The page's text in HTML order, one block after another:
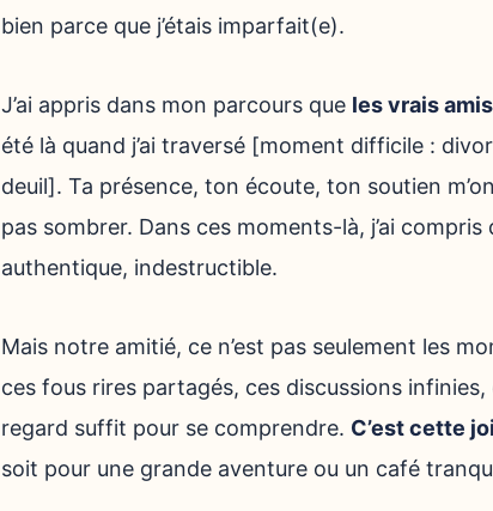
bien parce que j’étais imparfait(e).
J’ai appris dans mon parcours que les vrais
été là quand j’ai traversé [moment difficile :
deuil]. Ta présence, ton écoute, ton soutien
pas sombrer. Dans ces moments-là, j’ai
authentique, indestructible.
Mais notre amitié, ce n’est pas seulement les
ces fous rires partagés, ces discussions
regard suffit pour se comprendre. C’est cette
soit pour une grande aventure ou un café